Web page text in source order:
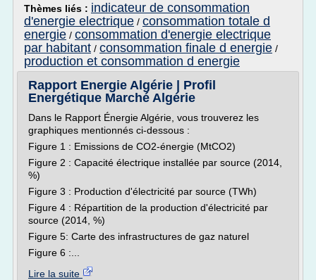
Thèmes liés : indicateur de consommation
d'energie electrique / consommation totale d
energie / consommation d'energie electrique
par habitant / consommation finale d energie /
production et consommation d energie
Rapport Energie Algérie | Profil
Energétique Marché Algérie
Dans le Rapport Énergie Algérie, vous trouverez les
graphiques mentionnés ci-dessous :
Figure 1 : Emissions de CO2-énergie (MtCO2)
Figure 2 : Capacité électrique installée par source (2014,
%)
Figure 3 : Production d'électricité par source (TWh)
Figure 4 : Répartition de la production d'électricité par
source (2014, %)
Figure 5: Carte des infrastructures de gaz naturel
Figure 6 :...
Lire la suite